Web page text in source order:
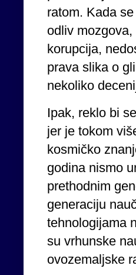
ratom. Kada
odliv
korupcija,
prava slika o
nekoliko
Ipak, reklo bi
jer je tokom
kosmičko
godina nismo
prethodnim
generaciju
tehnologijama
su vrhunske
ovozemaljske